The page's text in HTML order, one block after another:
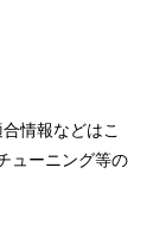
情報などはこ
ューニング等の